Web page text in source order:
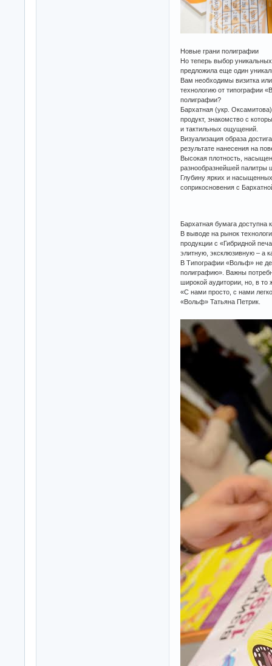
Новые грани полиграфии
Но теперь выбор
предложила еще один
Вам необходимы визитка
технологию от типографии
полиграфии?
Бархатная (укр.
продукт, знакомство с
и тактильных ощущений.
Визуализация образа
результате нанесения на
Высокая плотность,
разнообразнейшей палитры
Глубину ярких и
соприкосновения с
Бархатная бумага доступна
В выводе на рынок
продукции с «Гибридной
элитную, эксклюзивную – а
В Типографии «Вольф» не
полиграфию». Важны
широкой аудитории, но, в то
«С нами просто, с нами
«Вольф» Татьяна Петрик.